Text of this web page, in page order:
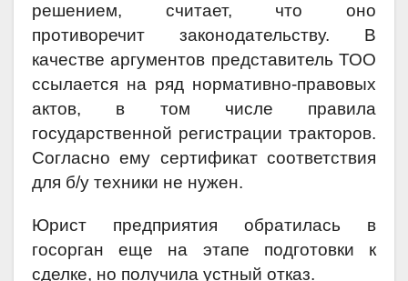
решением, считает, что оно
противоречит законодательству. В
качестве аргументов представитель ТОО
ссылается на ряд нормативно-правовых
актов, в том числе правила
государственной регистрации тракторов.
Согласно ему сертификат соответствия
для б/у техники не нужен.
Юрист предприятия обратилась в
госорган еще на этапе подготовки к
сделке, но получила устный отказ.